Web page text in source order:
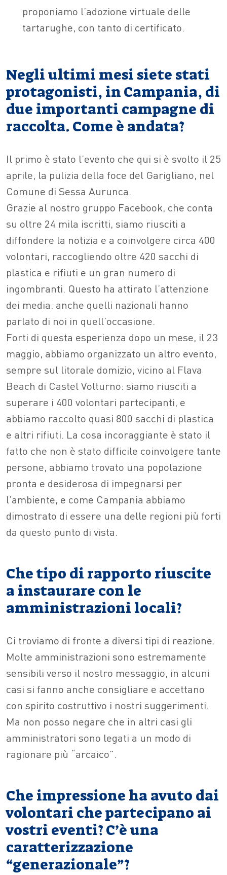
proponiamo l’adozione virtuale delle
tartarughe, con tanto di certificato.
Negli ultimi mesi siete stati
protagonisti, in Campania, di
due importanti campagne di
raccolta. Come è andata?
Il primo è stato l’evento che qui si è svolto il 25
aprile, la pulizia della foce del Garigliano, nel
Comune di Sessa Aurunca.
Grazie al nostro gruppo Facebook, che conta
su oltre 24 mila iscritti, siamo riusciti a
diffondere la notizia e a coinvolgere circa 400
volontari, raccogliendo oltre 420 sacchi di
plastica e rifiuti e un gran numero di
ingombranti. Questo ha attirato l’attenzione
dei media: anche quelli nazionali hanno
parlato di noi in quell’occasione.
Forti di questa esperienza dopo un mese, il 23
maggio, abbiamo organizzato un altro evento,
sempre sul litorale domizio, vicino al Flava
Beach di Castel Volturno: siamo riusciti a
superare i 400 volontari partecipanti, e
abbiamo raccolto quasi 800 sacchi di plastica
e altri rifiuti. La cosa incoraggiante è stato il
fatto che non è stato difficile coinvolgere tante
persone, abbiamo trovato una popolazione
pronta e desiderosa di impegnarsi per
l’ambiente, e come Campania abbiamo
dimostrato di essere una delle regioni più forti
da questo punto di vista.
Che tipo di rapporto riuscite
a instaurare con le
amministrazioni locali?
Ci troviamo di fronte a diversi tipi di reazione.
Molte amministrazioni sono estremamente
sensibili verso il nostro messaggio, in alcuni
casi si fanno anche consigliare e accettano
con spirito costruttivo i nostri suggerimenti.
Ma non posso negare che in altri casi gli
amministratori sono legati a un modo di
ragionare più “arcaico”.
Che impressione ha avuto dai
volontari che partecipano ai
vostri eventi? C’è una
caratterizzazione
“generazionale”?